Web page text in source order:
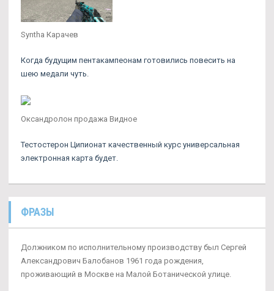
Syntha Карачев
Когда будущим пентакампеонам готовились повесить на
шею медали чуть.
Оксандролон продажа Видное
Тестостерон Ципионат качественный курс универсальная
электронная карта будет.
ФРАЗЫ
Должником по исполнительному производству был Сергей
Александрович Балобанов 1961 года рождения,
проживающий в Москве на Малой Ботанической улице.